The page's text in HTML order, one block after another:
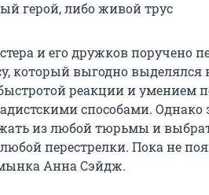
герой, либо живой трус
и его дружков поручено
который выгодно выделялся
реакции и
способами. Однако
из любой тюрьмы и
перестрелки. Пока не
Анна Сэйдж.